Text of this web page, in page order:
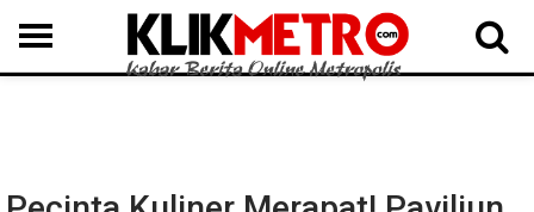
MEDAN LANGKAT DAIRI SAMOSIR TAPUT BATUBARA DELISERDANG